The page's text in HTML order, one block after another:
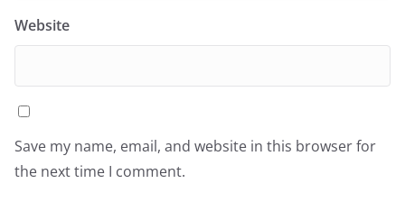
Website
Save my name, email, and website in this browser for
the next time I comment.